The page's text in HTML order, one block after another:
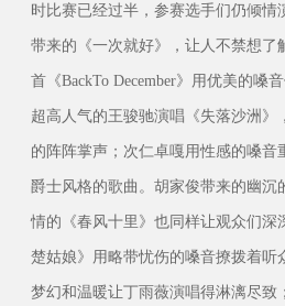
时比赛已经过半，参赛选手们仍倾情
带来的《一次就好》，让人不禁想了
首《BackTo December》用优美的嗓
超高人气的王骏驰演唱《失落沙洲》
的阵阵掌声；次仁卓嘎用性感的嗓音
爵士风格的歌曲。胡家俊带来的幽沉
情的《春风十里》也同样让观众们深
楚姑娘》用略带忧伤的嗓音撩拨着听
梦幻和温暖让丁雨薇演唱得淋漓尽致